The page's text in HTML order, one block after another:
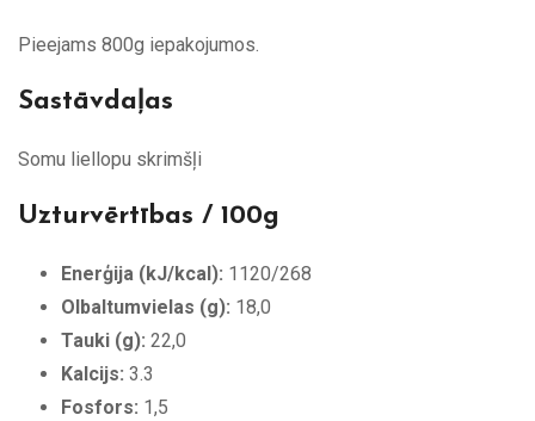
Pieejams 800g iepakojumos.
Sastāvdaļas
Somu liellopu skrimšļi
Uzturvērtības / 100g
Enerģija (kJ/kcal): 1120/268
Olbaltumvielas (g): 18,0
Tauki (g): 22,0
Kalcijs: 3.3
Fosfors: 1,5